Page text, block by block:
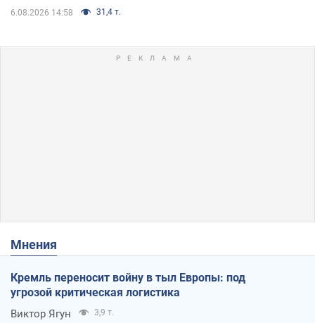
6.08.2026 14:58 31,4 т.
Мнения
Кремль переносит войну в тыл Европы: под
угрозой критическая логистика
Виктор Ягун 3,9 т.